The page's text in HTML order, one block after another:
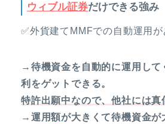
ウィブル証券だけできる強み
✅外貨建てMMFでの自動運用が
→待機資金を自動的に運用して
利をゲットできる。
特許出願中なので、他社には真
→運用額が大きくて待機資金が